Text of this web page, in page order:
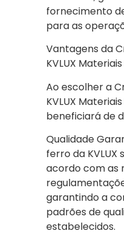
fornecimento
para as
Vantagens da
KVLUX
Ao escolher a
KVLUX
beneficiará de
Qualidade
ferro da
acordo com as
garantindo a
padrões de
estabelecidos.